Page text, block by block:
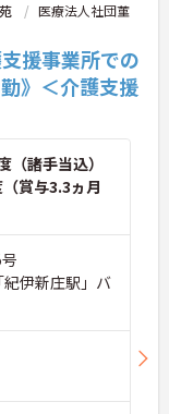
医療法人社団菫
援事業所での
》＜介護支援
（諸手当込）
賞与3.3ヵ月
伊新庄駅」バ